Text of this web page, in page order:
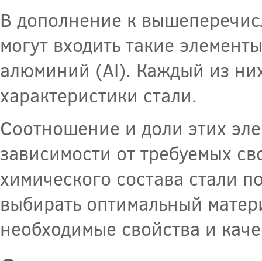
В дополнение к
могут входить такие
алюминий (Al). Каждый из
характеристики стали.
Соотношение и доли этих
зависимости от требуемых
химического состава стали
выбирать оптимальный
необходимые свойства и